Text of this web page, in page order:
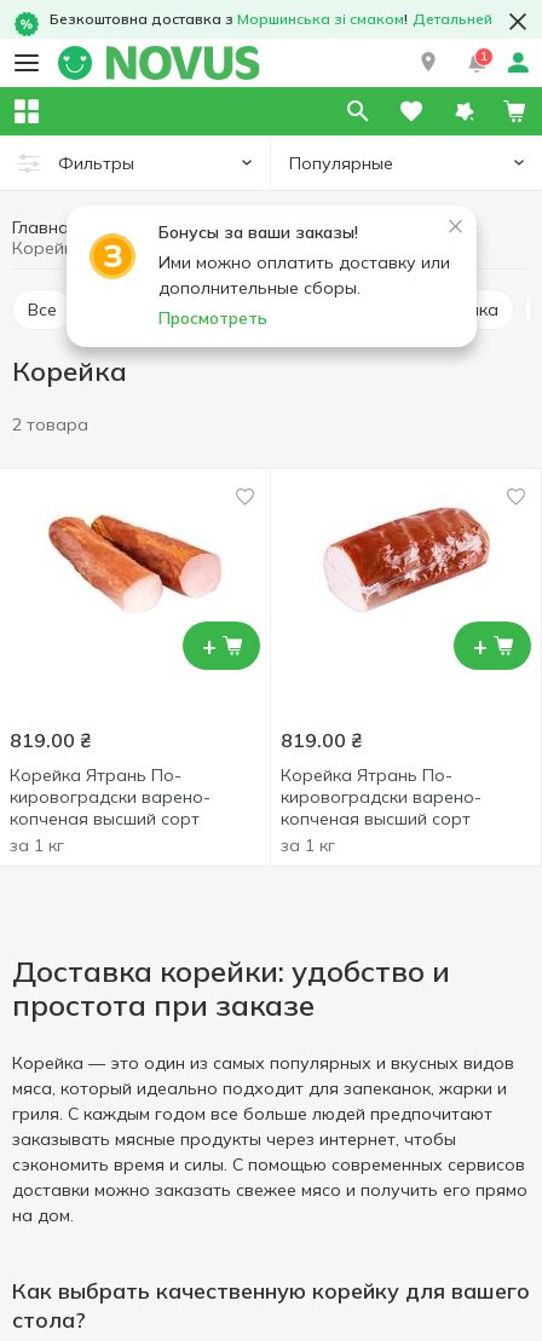
Безкоштовна доставка з Моршинська зі смаком! Детальней
1
Фильтры Популярные
Бонусы за ваши заказы!
Ими можно оплатить доставку или
дополнительные сборы.
Просмотреть
Главная Мясо и колбасные изделия
Мясные изделия
Корейка
Все Буженина Грудинка
Корейка
2 товара
+
819.00 ₴
Корейка Ятрань По-
кировоградски варено-
копченая высший сорт
за 1 кг
+
819.00 ₴
Корейка Ятрань По-
кировоградски варено-
копченая высший сорт
за 1 кг
Доставка корейки: удобство и
простота при заказе
Корейка — это один из самых популярных и вкусных видов
мяса, который идеально подходит для запеканок, жарки и
гриля. С каждым годом все больше людей предпочитают
заказывать мясные продукты через интернет, чтобы
сэкономить время и силы. С помощью современных сервисов
доставки можно заказать свежее мясо и получить его прямо
на дом.
Как выбрать качественную корейку для вашего
стола?